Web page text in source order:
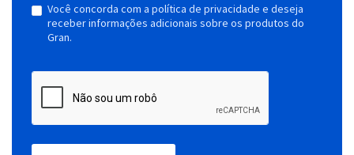
Você concorda com a política de privacidade e deseja
receber informações adicionais sobre os produtos do
Gran.